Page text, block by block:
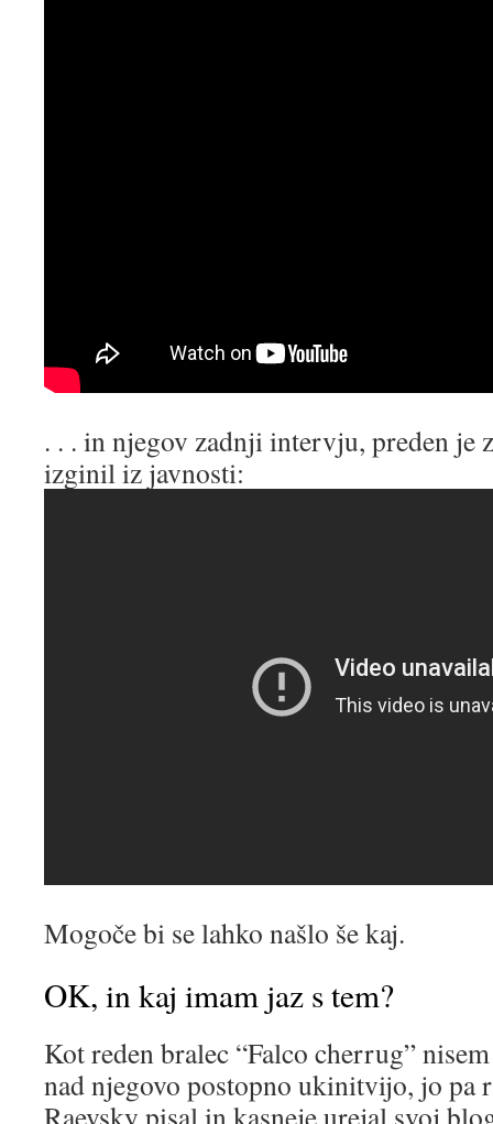
. . . in njegov zadnji intervju, preden je
izginil iz javnosti:
Mogoče bi se lahko našlo še kaj.
OK, in kaj imam jaz s tem?
Kot reden bralec “Falco cherrug”
nad njegovo postopno ukinitvijo, jo pa
Raevsky pisal in kasneje urejal svoj